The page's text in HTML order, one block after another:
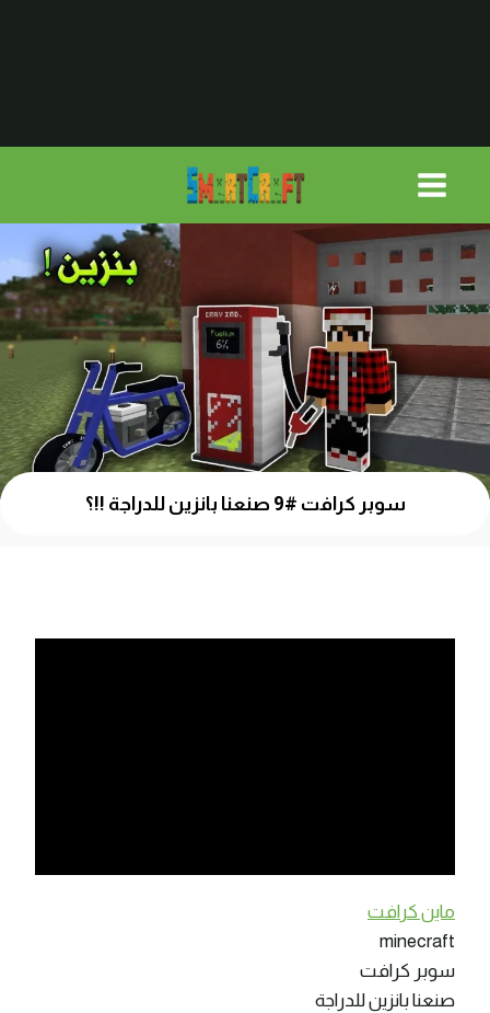
سوبر كرافت #9 صنعنا بانزين للدراجة !!؟
ماين كرافت
minecraft
سوبر كرافت
صنعنا بانزين للدراجة